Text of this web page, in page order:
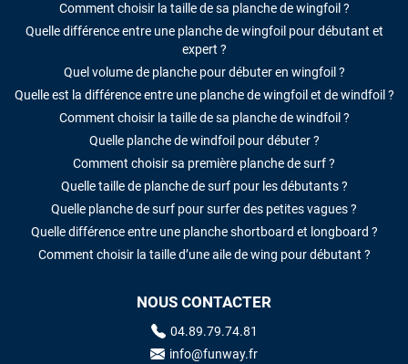
Comment choisir la taille de sa planche de wingfoil ?
Quelle différence entre une planche de wingfoil pour débutant et
expert ?
Quel volume de planche pour débuter en wingfoil ?
Quelle est la différence entre une planche de wingfoil et de windfoil ?
Comment choisir la taille de sa planche de windfoil ?
Quelle planche de windfoil pour débuter ?
Comment choisir sa première planche de surf ?
Quelle taille de planche de surf pour les débutants ?
Quelle planche de surf pour surfer des petites vagues ?
Quelle différence entre une planche shortboard et longboard ?
Comment choisir la taille d’une aile de wing pour débutant ?
NOUS CONTACTER
04.89.79.74.81
info@funway.fr